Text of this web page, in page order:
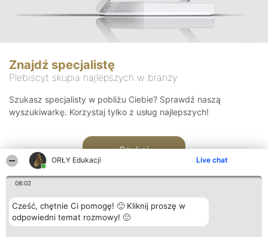
ORŁY Edukacji Live chat
08:02
Cześć, chętnie Ci pomogę! 🙂 Kliknij proszę w
odpowiedni temat rozmowy! 🙂
Znajdź specjalistę
Plebiscyt skupia najlepszych w branży
Szukasz specjalisty w pobliżu Ciebie? Sprawdź naszą
wyszukiwarkę. Korzystaj tylko z usług najlepszych!
Szukaj